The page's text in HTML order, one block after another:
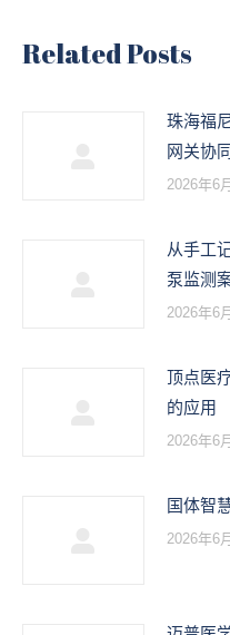
Related Posts
珠海福
网关协
2026年6
从手工
泵监测
2026年6
顶点医
的应用
2026年6
国体智
2026年6